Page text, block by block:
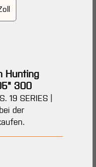
Hunting
300
19 SERIES |
der